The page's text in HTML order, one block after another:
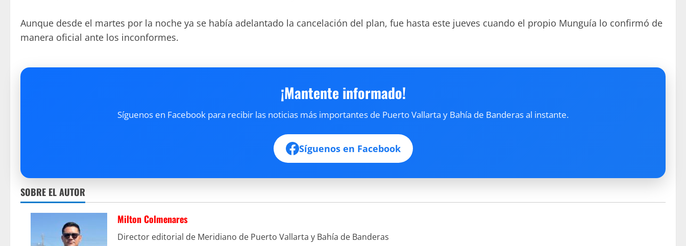
Aunque desde el martes por la noche ya se había adelantado la cancelación del plan, fue hasta este jueves cuando el propio Munguía lo confirmó de
manera oficial ante los inconformes.
¡Mantente informado!
Síguenos en Facebook para recibir las noticias más importantes de Puerto Vallarta y Bahía de Banderas al instante.
Síguenos en Facebook
SOBRE EL AUTOR
Milton Colmenares
Director editorial de Meridiano de Puerto Vallarta y Bahía de Banderas